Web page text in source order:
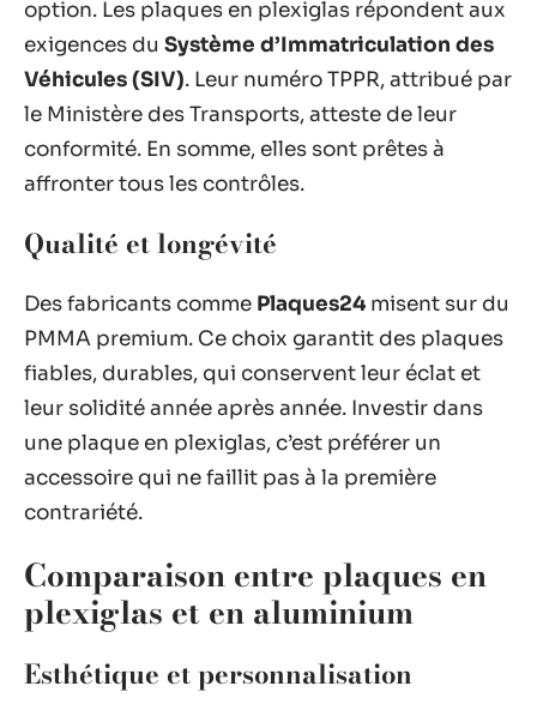
option. Les plaques en plexiglas répondent aux
exigences du Système d’Immatriculation des
Véhicules (SIV). Leur numéro TPPR, attribué par
le Ministère des Transports, atteste de leur
conformité. En somme, elles sont prêtes à
affronter tous les contrôles.
Qualité et longévité
Des fabricants comme Plaques24 misent sur du
PMMA premium. Ce choix garantit des plaques
fiables, durables, qui conservent leur éclat et
leur solidité année après année. Investir dans
une plaque en plexiglas, c’est préférer un
accessoire qui ne faillit pas à la première
contrariété.
Comparaison entre plaques en
plexiglas et en aluminium
Esthétique et personnalisation